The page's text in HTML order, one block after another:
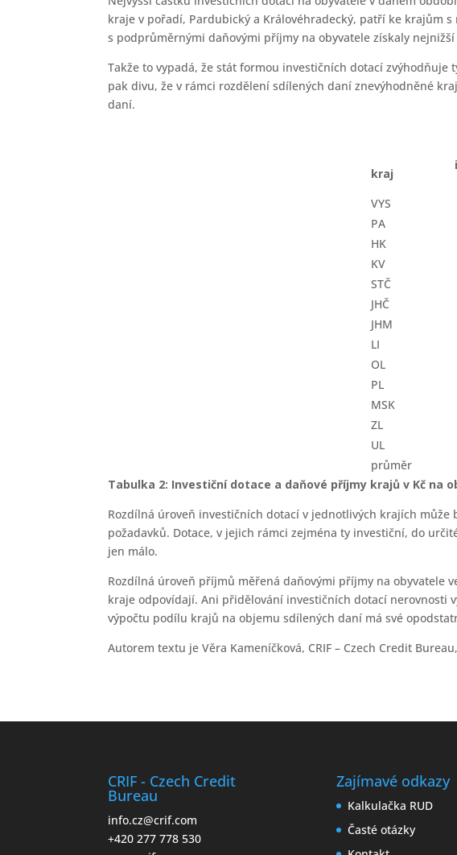
kraje v pořadí, Pardubický a Královéhradecký, patří ke krajům
s podprůměrnými daňovými příjmy na obyvatele získaly
Takže to vypadá, že stát formou investičních dotací
pak divu, že v rámci rozdělení sdílených daní znevýhodněné
daní.
kraj
VYS
PA
HK
KV
STČ
JHČ
JHM
LI
OL
PL
MSK
ZL
UL
průměr
Tabulka 2: Investiční dotace a daňové příjmy krajů v Kč na
Rozdílná úroveň investičních dotací v jednotlivých krajích
požadavků. Dotace, v jejich rámci zejména ty investiční, do
jen málo.
Rozdílná úroveň příjmů měřená daňovými příjmy na obyvatele
kraje odpovídají. Ani přidělování investičních dotací
výpočtu podílu krajů na objemu sdílených daní má své
Autorem textu je Věra Kameníčková, CRIF – Czech Credit
CRIF - Czech Credit
Bureau
info.cz@crif.com
+420 277 778 530
Zajímavé odkazy
Kalkulačka RUD
Časté otázky